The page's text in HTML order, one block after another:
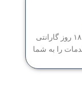
تمام خدماتی که ما ارائه می‌دهیم، ۱۸۰ روز گارانتی
را به شما